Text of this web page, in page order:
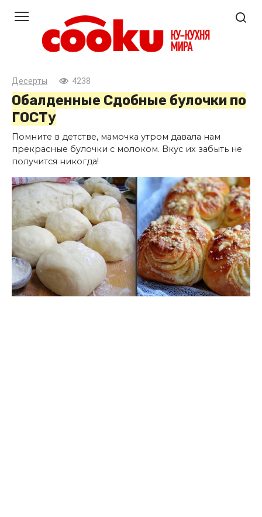
контенту
Десерты 4238
Обалденные Сдобные булочки по
ГОСТу
Помните в детстве, мамочка утром давала нам
прекрасные булочки с молоком. Вкус их забыть не
получится никогда!